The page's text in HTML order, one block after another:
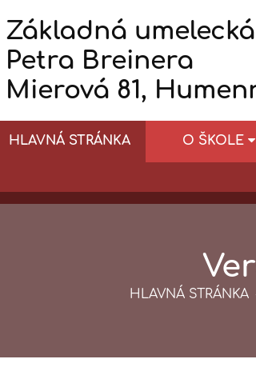
Základná
Petra Breinera
Mierová 81,
HLAVNÁ STRÁNKA O ŠKOLE
HLAVNÁ STRÁNKA